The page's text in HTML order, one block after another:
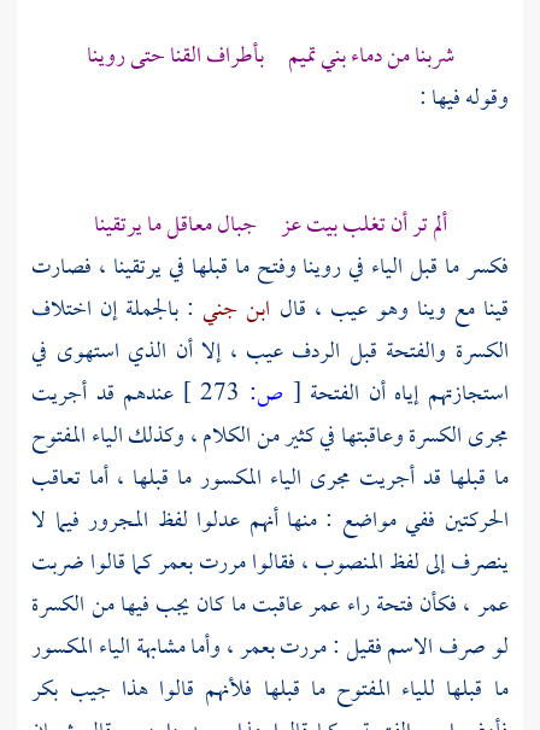
شربنا من دماءبني تميم بأطراف القنا حتى روينا
وقوله فيها :
ألم تر أن تغلب بيت عز جبال معاقل ما يرتقينا
فكسر ما قبل الياء في روينا وفتح ما قبلها في يرتقينا ، فصارت
قينا مع وينا وهو عيب ، قال ابن جني : بالجملة إن اختلاف
الكسرة والفتحة قبل الردف عيب ، إلا أن الذي استهوى في
استجازتهم إياه أن الفتحة [ ص:
عندهم قد أجريت
مجرى الكسرة وعاقبتها في كثير من الكلام ، وكذلك الياء المفتوح
ما قبلها قد أجريت مجرى الياء المكسور ما قبلها ، أما تعاقب
الحركتين ففي مواضع : منها أنهم عدلوا لفظ المجرور فيما لا
ينصرف إلى لفظ المنصوب ، فقالوا مررت بعمر كما قالوا ضربت
عمر ، فكأن فتحة راء عمر عاقبت ما كان يجب فيها من الكسرة
لو صرف الاسم فقيل : مررت بعمر ، وأما مشابهة الياء المكسور
ما قبلها للياء المفتوح ما قبلها فلأنهم قالوا هذا جيب بكر